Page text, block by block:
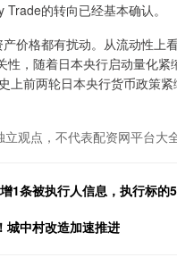
的转向已经基本确认。
格都有扰动。从流动性上
，随着日本央行启动量化
上前两轮日本央行货币政策
立观点，不代表配资网平台大
1条被执行人信息，执行标的
城中村改造加速推进